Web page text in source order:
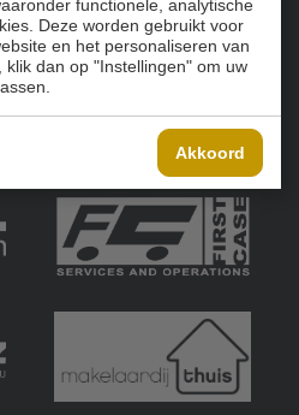
functionele, analytische
Deze worden gebruikt voor
en het personaliseren van
dan op "Instellingen" om uw
Akkoord